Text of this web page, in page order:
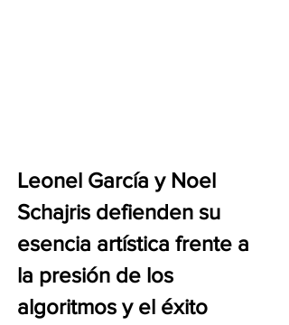
Leonel García y Noel
Schajris defienden su
esencia artística frente a
la presión de los
algoritmos y el éxito